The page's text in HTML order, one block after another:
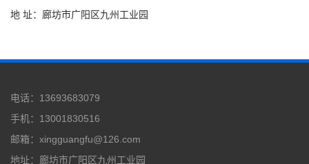
地 址：廊坊市广阳区九州工业园
电话：13693683079
手机：13001830516
邮箱：xingguangfu@126.com
地址：廊坊市广阳区九州工业园